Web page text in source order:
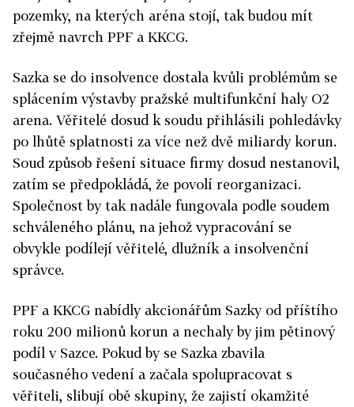
pozemky, na kterých aréna stojí, tak budou mít
zřejmě navrch PPF a KKCG.
Sazka se do insolvence dostala kvůli problémům se
splácením výstavby pražské multifunkční haly O2
arena. Věřitelé dosud k soudu přihlásili pohledávky
po lhůtě splatnosti za více než dvě miliardy korun.
Soud způsob řešení situace firmy dosud nestanovil,
zatím se předpokládá, že povolí reorganizaci.
Společnost by tak nadále fungovala podle soudem
schváleného plánu, na jehož vypracování se
obvykle podílejí věřitelé, dlužník a insolvenční
správce.
PPF a KKCG nabídly akcionářům Sazky od příštího
roku 200 milionů korun a nechaly by jim pětinový
podíl v Sazce. Pokud by se Sazka zbavila
současného vedení a začala spolupracovat s
věřiteli, slibují obě skupiny, že zajistí okamžité